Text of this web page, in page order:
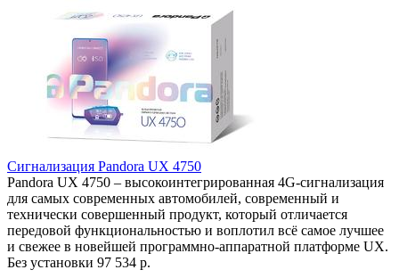
Сигнализация Pandora UX 4750
Pandora UX 4750 – высокоинтегрированная 4G-сигнализация
для самых современных автомобилей, современный и
технически совершенный продукт, который отличается
передовой функциональностью и воплотил всё самое лучшее
и свежее в новейшей программно-аппаратной платформе UX.
Без установки 97 534 р.